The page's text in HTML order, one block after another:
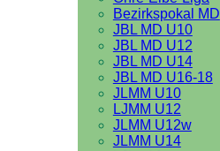
Bezirkspokal MD
JBL MD U10
JBL MD U12
JBL MD U14
JBL MD U16-18
JLMM U10
LJMM U12
JLMM U12w
JLMM U14